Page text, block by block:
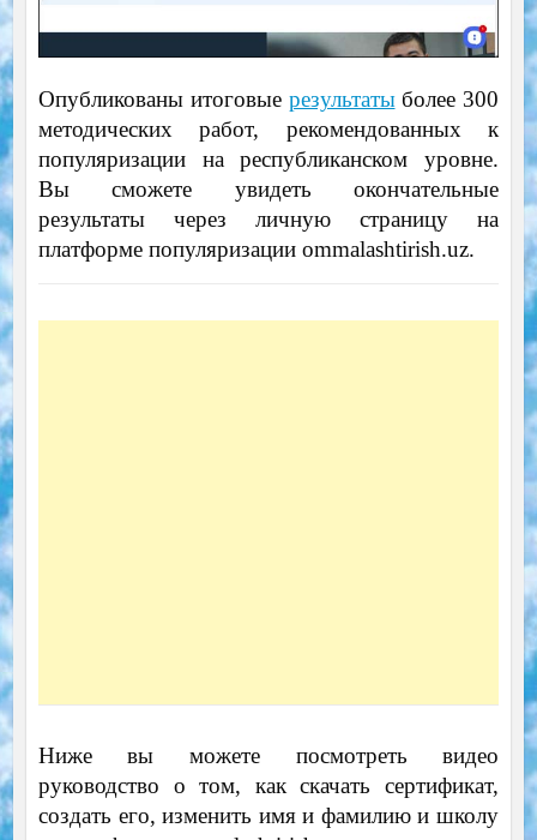
Опубликованы итоговые результатыболее 300
методических работ, рекомендованных к
популяризации на республиканском уровне.
Вы сможете увидеть окончательные
результаты через личную страницу на
платформе популяризации ommalashtirish.uz.
Ниже вы можете посмотреть видео
руководство о том, как скачать сертификат,
создать его, изменить имя и фамилию и школу